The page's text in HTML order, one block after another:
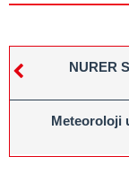
NURER
Meteoroloji